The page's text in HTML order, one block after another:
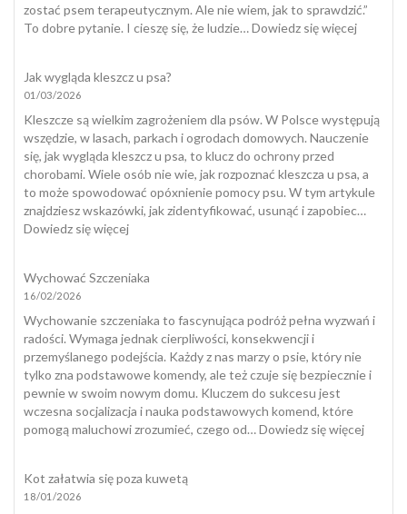
zostać psem terapeutycznym. Ale nie wiem, jak to sprawdzić.”
To dobre pytanie. I cieszę się, że ludzie…Dowiedz się więcej:
pies
nadaje
do
Jak wygląda kleszcz u psa?
01/03/2026
Kleszcze są wielkim zagrożeniem dla psów. W Polsce występują
wszędzie, w lasach, parkach i ogrodach domowych. Nauczenie
się, jak wygląda kleszcz u psa, to klucz do ochrony przed
chorobami. Wiele osób nie wie, jak rozpoznać kleszcza u psa, a
to może spowodować opóxnienie pomocy psu. W tym artykule
znajdziesz wskazówki, jak zidentyfikować, usunąć i zapobiec…
Dowiedz się więcej:
kleszcz
psa?
Wychować Szczeniaka
16/02/2026
Wychowanie szczeniaka to fascynująca podróż pełna wyzwań i
radości. Wymaga jednak cierpliwości, konsekwencji i
przemyślanego podejścia. Każdy z nas marzy o psie, który nie
tylko zna podstawowe komendy, ale też czuje się bezpiecznie i
pewnie w swoim nowym domu. Kluczem do sukcesu jest
wczesna socjalizacja i nauka podstawowych komend, które
pomogą maluchowi zrozumieć, czego od…Dowiedz się więcej:
Kot załatwia się poza kuwetą
18/01/2026